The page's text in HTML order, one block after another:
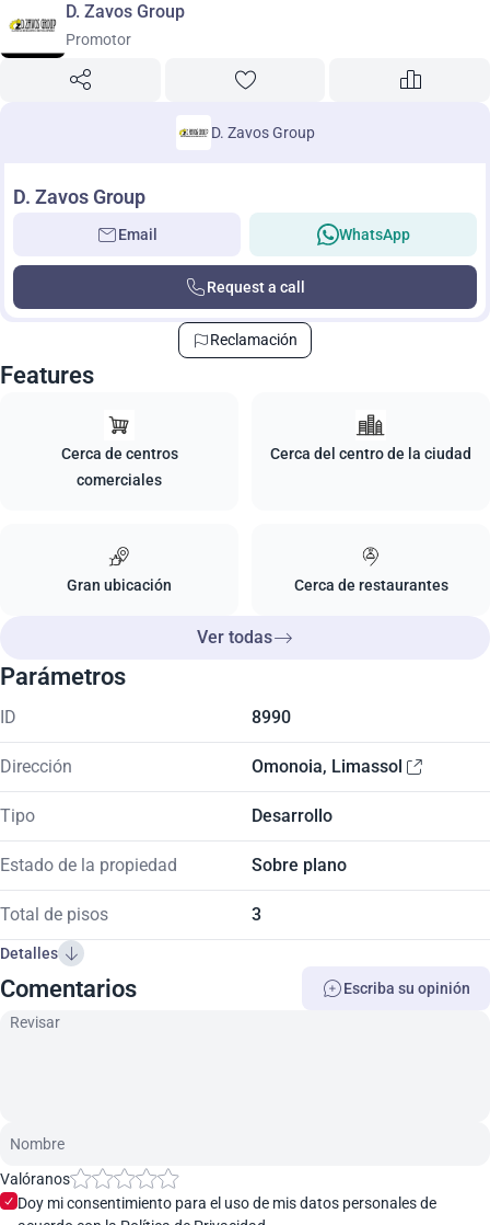
D. Zavos Group
Promotor
D. Zavos Group
D. Zavos Group
Email WhatsApp
Request a call
Reclamación
Features
Cerca de centros
comerciales
Cerca del centro de la ciudad
Gran ubicación Cerca de restaurantes
Ver todas
Parámetros
ID 8990
Dirección Omonoia, Limassol
Tipo Desarrollo
Estado de la propiedad Sobre plano
Total de pisos 3
Detalles
Comentarios Escriba su opinión
Valóranos
Doy mi consentimiento para el uso de mis datos personales de